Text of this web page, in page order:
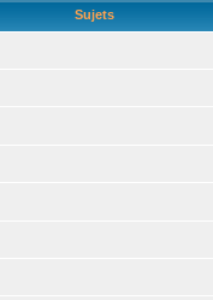
Sujets